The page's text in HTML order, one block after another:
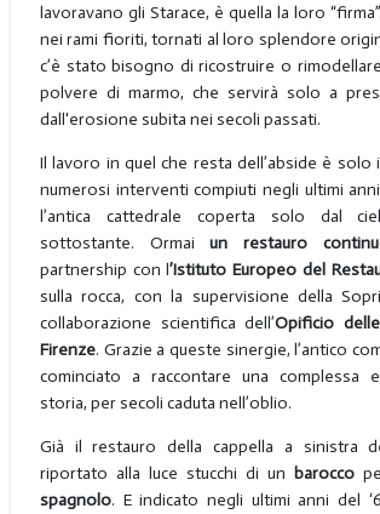
lavoravano gli Starace, è quella la loro
nei rami fioriti, tornati al loro splendore
c’è stato bisogno di ricostruire o
polvere di marmo, che servirà solo a
dall'erosione subita nei secoli passati.
Il lavoro in quel che resta dell’abside è solo
numerosi interventi compiuti negli ultimi
l’antica cattedrale coperta solo dal
sottostante. Ormaiun restauro
partnership con l’Istituto Europeo del
sulla rocca, con la supervisione della
collaborazione scientifica dell’Opificio
Firenze. Grazie a queste sinergie, l’antico
cominciato a raccontare una complessa
storia, per secoli caduta nell’oblio.
Già il restauro della cappella a sinistra
riportato alla luce stucchi di unbarocco
spagnolo. E indicato negli ultimi anni del